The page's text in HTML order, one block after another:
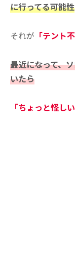
に行ってる可能性
それが 「テント
最近になって、
いたら
「ちょっと怪しい